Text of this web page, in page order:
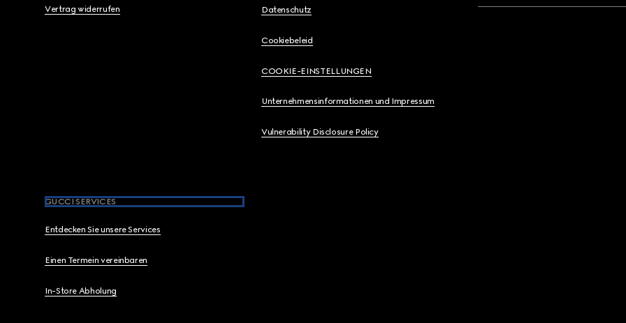
Vertrag widerrufen Datenschutz
Cookiebeleid
COOKIE-EINSTELLUNGEN
Unternehmensinformationen und Impressum
Vulnerability Disclosure Policy
GUCCI SERVICES
Entdecken Sie unsere Services
Einen Termein vereinbaren
In-Store Abholung